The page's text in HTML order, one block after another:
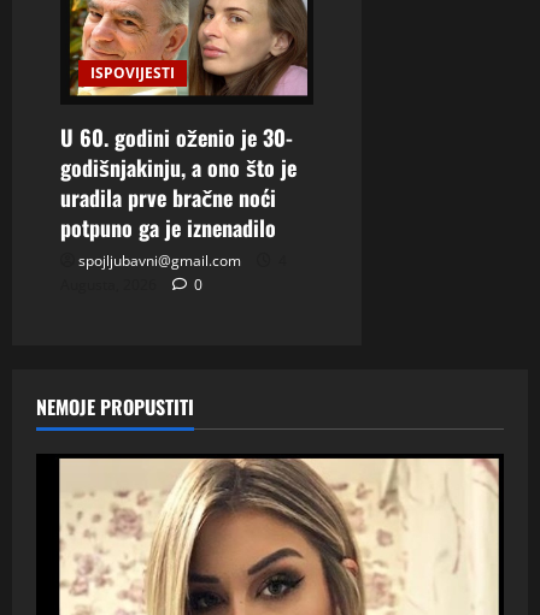
ISPOVIJESTI
U 60. godini oženio je 30-
godišnjakinju, a ono što je
uradila prve bračne noći
potpuno ga je iznenadilo
spojljubavni@gmail.com
0
NEMOJE PROPUSTITI